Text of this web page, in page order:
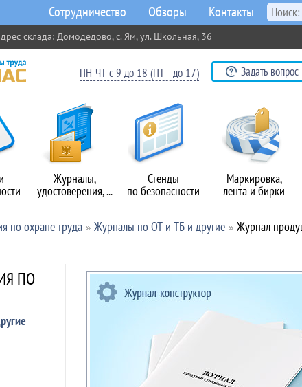
склада: Домодедово, с. Ям, ул. Школьная, 36
Журналы,
удостоверения, ...
Стенды
по безопасности
Маркировка,
лента и бирки
Сотрудничество Обзоры Контакты
ПН-ЧТ с 9 до 18 (ПТ - до 17) Задать вопрос
по охране труда Журналы по ОТ и ТБ и другие Журнал
ПО